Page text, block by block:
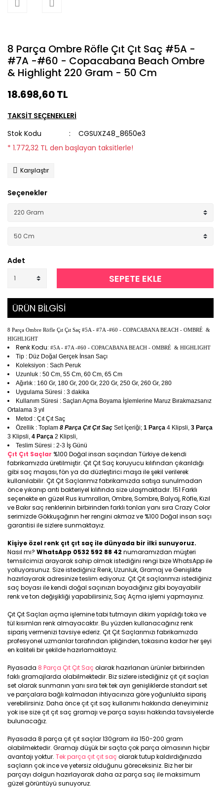
8 Parça Ombre Röfle Çıt Çıt Saç #5A -
#7A -#60 - Copacabana Beach Ombre
& Highlight 220 Gram - 50 Cm
18.698,60 TL
TAKSİT SEÇENEKLERİ
Stok Kodu
CGSUXZ48_8650e3
* 1.772,32 TL den başlayan taksitlerle!
Karşılaştır
Seçenekler
Adet
SEPETE EKLE
ÜRÜN BİLGİSİ
8 Parça Ombre Röfle Çıt Çıt Saç #5A - #7A -#60 - COPACABANA BEACH - OMBRÉ &
HIGHLIGHT
Renk Kodu: #5A - #7A -#60 - COPACABANA BEACH - OMBRÉ & HIGHLIGHT
Tip : Düz Doğal Gerçek İnsan Saçı
Koleksiyon : Sach Peruk
Uzunluk : 50 Cm, 55 Cm, 60 Cm, 65 Cm
Ağırlık : 160 Gr, 180 Gr, 200 Gr, 220 Gr, 250 Gr, 260 Gr, 280
Uygulama Süresi : 3 dakika
Kullanım Süresi : Saçları Açma Boyama İşlemlerine Maruz Bırakmazsanız
Ortalama 3 yıl
Metod : Çıt Çıt Saç
Özellik : Toplam 8 Parça Çıt Çıt Saç Set İçeriği; 1 Parça 4 Klipsli, 3 Parça
3 Klipsli, 4 Parça 2 Klipsli,
Teslim Süresi : 2-3 İş Günü
Çıt Çıt Saçlar %100 Doğal insan saçından Türkiye de kendi
fabrikamızda üretilmiştir. Çıt Çıt Saç koruyucu kılıfından çıkarıldığı
gibi saç maşası, fön ya da düzleştirici maşa ile şekil verilerek
kullanılabilir. Çıt Çıt Saçlarımız fabrikamızda satışa sunulmadan
önce yıkanıp anti bakteriyel kılıfında size ulaşmaktadır. 151 Farklı
seçenekte en güzel Rus kumralları, Ombre, Sombre, Balyaj, Röfle, Kızıl
ve Bakır saç renklerinin birbirinden farklı tonları yanı sıra Crazy Color
serimizde Gökkuşağının her rengini akmaz ve %100 Doğal insan saçı
garantisi ile sizlere sunmaktayız.
Kişiye özel renk çıt çıt saç ile dünyada bir ilki sunuyoruz.
Nasıl mı? WhatsApp 0532 592 88 42 numaramızdan müşteri
temsilcimizi arayarak sahip olmak istediğini rengi bize WhatsApp ile
yolluyorsunuz. Size istediğiniz Renk, Uzunluk, Gramaj ve Genişlikte
hazırlayarak adresinize teslim ediyoruz. Çıt Çıt saçlarımızı istediğiniz
saç boyası ile kendi doğal saçınızın boyadığınız gibi boyayabilir
renk ve ton değişikliği yapabilirsiniz, Saç Açma işlemi yapmayınız.
Çıt Çıt Saçları açma işlemine tabi tutmayın dikim yapıldığı toka ve
tül kısımları renk almayacaktır. Bu yüzden kullanacağınız renk
sipariş vermenizi tavsiye ederiz. Çıt Çıt Saçlarımızı fabrikamızda
profesyonel uzmanlar tarafından ipliğinden, tokasına kadar her şeyi
en kaliteli bir şekilde hazırlamaktayız.
Piyasada 8 Parça Çıt Çıt Saç olarak hazırlanan ürünler birbirinden
faklı gramajlarda olabilmektedir. Biz sizlere istediğiniz çıt çıt saçları
set olarak sunmanın yanı sıra tek tek ayrı genişliklerde standart set
ve parçalara bağlı kalmadan ihtiyacınıza göre yoğunlukta sipariş
verebilirsiniz. Daha önce çıt çıt saç kullanımı hakkında deneyiminiz
yok ise size çıt çıt saç gramajı ve parça sayısı hakkında tavsiyelerde
bulunacağız.
Piyasada 8 parça çıt çıt saçlar 130gram ila 150-200 gram
olabilmektedir. Gramajı düşük bir saçta çok parça olmasının hiçbir
avantajı yoktur. Tek parça çıt çıt saç olarak tutup kaldırdığınızda
saçların çok ince ve yetersiz olduğunu göreceksiniz. Biz her bir
parçayı dolgun hazırlayarak daha az parça saç ile maksimum
güzel görüntüyü sunuyoruz.